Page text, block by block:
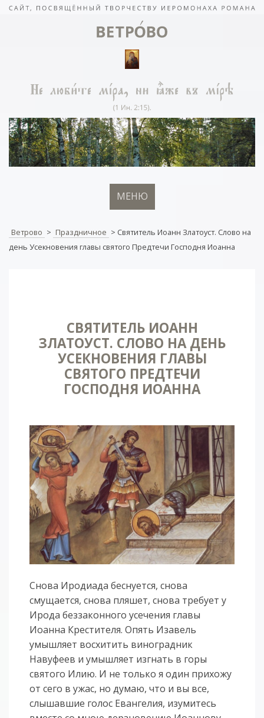
МЕНЮ
Ветрово > Праздничное > Святитель Иоанн Златоуст. Слово на
день Усекновения главы святого Предтечи Господня Иоанна
СВЯТИТЕЛЬ ИОАНН
ЗЛАТОУСТ. СЛОВО НА ДЕНЬ
УСЕКНОВЕНИЯ ГЛАВЫ
СВЯТОГО ПРЕДТЕЧИ
ГОСПОДНЯ ИОАННА
Снова Иродиада беснуется, снова
смущается, снова пляшет, снова требует у
Ирода беззаконного усечения главы
Иоанна Крестителя. Опять Изавель
умышляет восхитить виноградник
Навуфеев и умышляет изгнать в горы
святого Илию. И не только я один прихожу
от сего в ужас, но думаю, что и вы все,
слышавшие голос Евангелия, изумитесь